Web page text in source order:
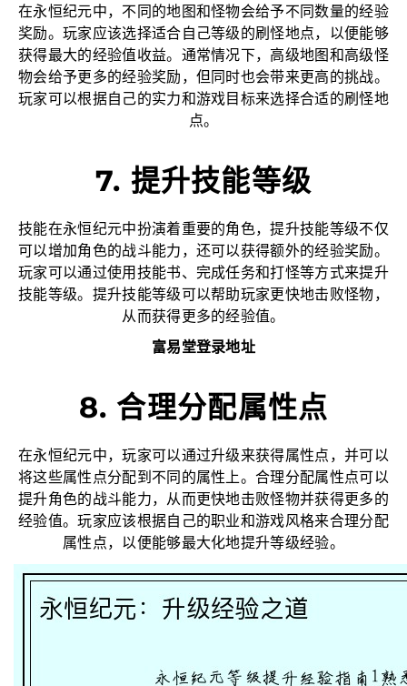
在永恒纪元中，不同的地图和怪物会给予不同数量的经验
奖励。玩家应该选择适合自己等级的刷怪地点，以便能够
获得最大的经验值收益。通常情况下，高级地图和高级怪
物会给予更多的经验奖励，但同时也会带来更高的挑战。
玩家可以根据自己的实力和游戏目标来选择合适的刷怪地
点。
7. 提升技能等级
技能在永恒纪元中扮演着重要的角色，提升技能等级不仅
可以增加角色的战斗能力，还可以获得额外的经验奖励。
玩家可以通过使用技能书、完成任务和打怪等方式来提升
技能等级。提升技能等级可以帮助玩家更快地击败怪物，
从而获得更多的经验值。
富易堂登录地址
8. 合理分配属性点
在永恒纪元中，玩家可以通过升级来获得属性点，并可以
将这些属性点分配到不同的属性上。合理分配属性点可以
提升角色的战斗能力，从而更快地击败怪物并获得更多的
经验值。玩家应该根据自己的职业和游戏风格来合理分配
属性点，以便能够最大化地提升等级经验。